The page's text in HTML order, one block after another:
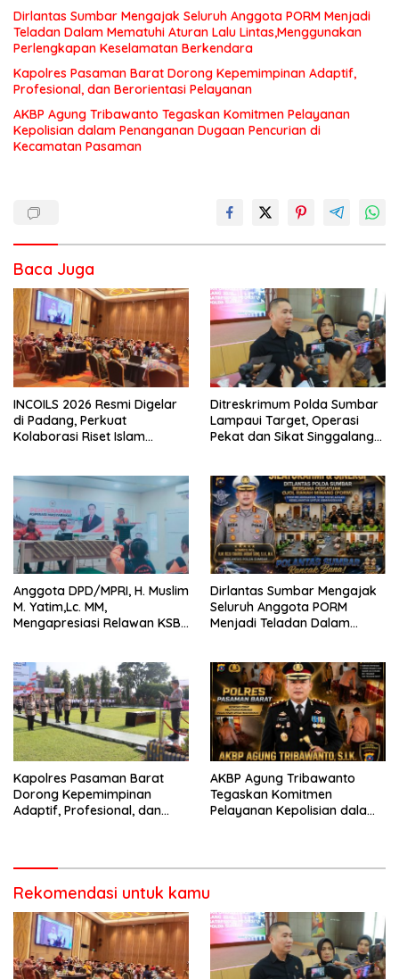
Dirlantas Sumbar Mengajak Seluruh Anggota PORM Menjadi
Teladan Dalam Mematuhi Aturan Lalu Lintas,Menggunakan
Perlengkapan Keselamatan Berkendara
Kapolres Pasaman Barat Dorong Kepemimpinan Adaptif,
Profesional, dan Berorientasi Pelayanan
AKBP Agung Tribawanto Tegaskan Komitmen Pelayanan
Kepolisian dalam Penanganan Dugaan Pencurian di
Kecamatan Pasaman
Baca Juga
INCOILS 2026 Resmi Digelar
di Padang, Perkuat
Kolaborasi Riset Islam
Ditreskrimum Polda Sumbar
Lampaui Target, Operasi
Pekat dan Sikat Singgalang
Anggota DPD/MPRI, H. Muslim
M. Yatim,Lc. MM,
Mengapresiasi Relawan KSB
Bencana
Dirlantas Sumbar Mengajak
Seluruh Anggota PORM
Menjadi Teladan Dalam
Perlengkapan Keselamatan
Berkendara
Kapolres Pasaman Barat
Dorong Kepemimpinan
Adaptif, Profesional, dan
AKBP Agung Tribawanto
Tegaskan Komitmen
Pelayanan Kepolisian dalam
Rekomendasi untuk kamu